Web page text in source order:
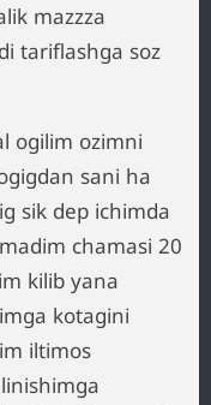
mazzza
tariflashga soz
ogilim ozimni
sani ha
sik dep ichimda
chamasi 20
kilib yana
kotagini
iltimos